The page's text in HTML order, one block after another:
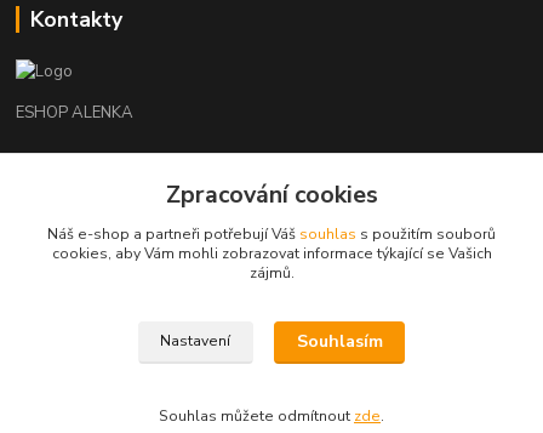
Kontakty
ESHOP ALENKA
+420602541312
orechovka@inmes.cz
Zpracování cookies
Náš e-shop a partneři potřebují Váš souhlas s použitím souborů
cookies, aby Vám mohli zobrazovat informace týkající se Vašich
zájmů.
Nastavení Souhlasím
Souhlas můžete odmítnout zde.